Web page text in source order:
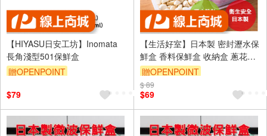
【HIYASU日安工坊】Inomata
長角淺型501保鮮盒
贈OPENPOINT
$79
【生活好室】日本製 密封瀝水保
鮮盒 香料保鮮盒 收納盒 蔥花盒
蔥薑盒 豆腐盒 微波保鮮盒 保鮮
盒 日本保鮮盒 1.1L
贈OPENPOINT
訂單滿999享9折
$ 89
$69